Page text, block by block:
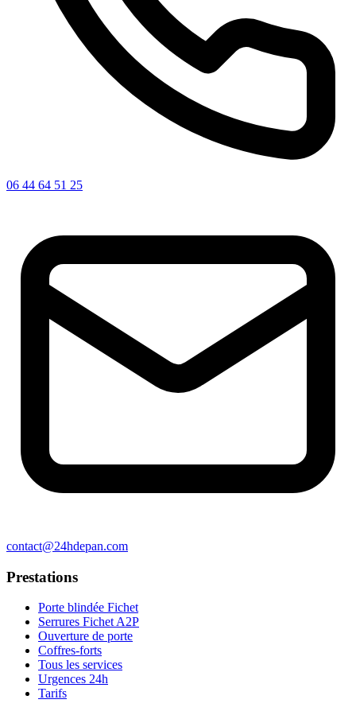
06 44 64 51 25
contact@24hdepan.com
Prestations
Porte blindée Fichet
Serrures Fichet A2P
Ouverture de porte
Coffres-forts
Tous les services
Urgences 24h
Tarifs